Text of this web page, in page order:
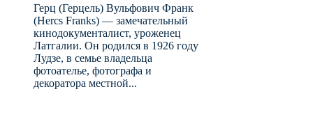
Герц (Герцель) Вульфович Франк
(Hercs Franks) — замечательный
кинодокументалист, уроженец
Латгалии. Он родился в 1926 году
Лудзе, в семье владельца
фотоателье, фотографа и
декоратора местной...